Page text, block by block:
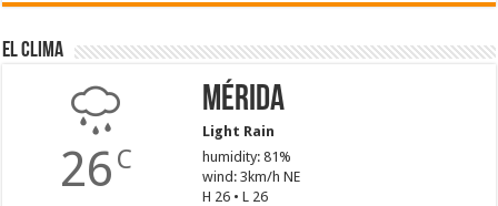
El Clima
26 C
Mérida
Light Rain
humidity: 81%
wind: 3km/h NE
H 26 • L 26